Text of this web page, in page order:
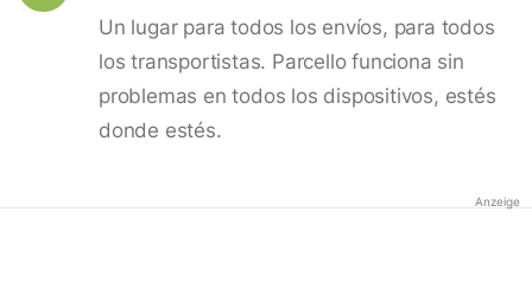
Un lugar para todos los envíos, para todos
los transportistas. Parcello funciona sin
problemas en todos los dispositivos, estés
donde estés.
Anzeige